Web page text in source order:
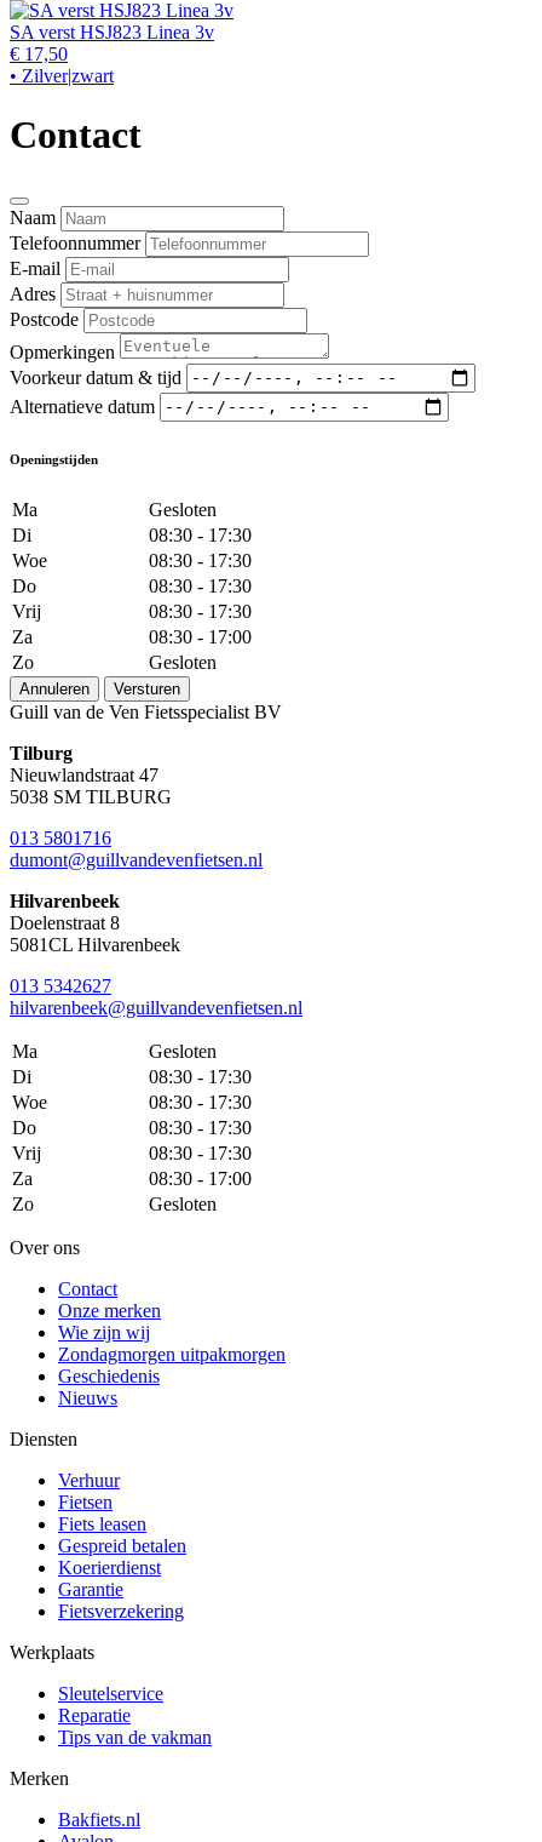
SA verst HSJ823 Linea 3v
€ 17,50
• Zilver|zwart
Contact
Naam
Telefoonnummer
E-mail
Adres
Postcode
Opmerkingen
Voorkeur datum & tijd
Alternatieve datum
Openingstijden
Ma
Gesloten
Di
08:30 - 17:30
Woe
08:30 - 17:30
Do
08:30 - 17:30
Vrij
08:30 - 17:30
Za
08:30 - 17:00
Zo
Gesloten
Annuleren Versturen
Guill van de Ven Fietsspecialist BV
Tilburg
Nieuwlandstraat 47
5038 SM TILBURG
013 5801716
dumont@guillvandevenfietsen.nl
Hilvarenbeek
Doelenstraat 8
5081CL Hilvarenbeek
013 5342627
hilvarenbeek@guillvandevenfietsen.nl
Ma
Gesloten
Di
08:30 - 17:30
Woe
08:30 - 17:30
Do
08:30 - 17:30
Vrij
08:30 - 17:30
Za
08:30 - 17:00
Zo
Gesloten
Over ons
Contact
Onze merken
Wie zijn wij
Zondagmorgen uitpakmorgen
Geschiedenis
Nieuws
Diensten
Verhuur
Fietsen
Fiets leasen
Gespreid betalen
Koerierdienst
Garantie
Fietsverzekering
Werkplaats
Sleutelservice
Reparatie
Tips van de vakman
Merken
Bakfiets.nl